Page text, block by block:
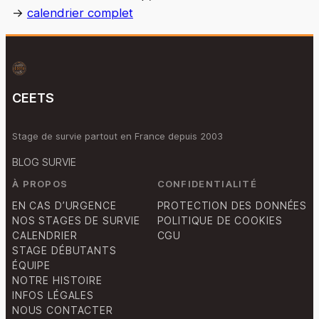
→ calendrier complet
CEETS
Stage de survie partout en France depuis 2003
BLOG SURVIE
À PROPOS
EN CAS D’URGENCE
NOS STAGES DE SURVIE
CALENDRIER
STAGE DÉBUTANTS
ÉQUIPE
NOTRE HISTOIRE
INFOS LÉGALES
NOUS CONTACTER
CONFIDENTIALITÉ
PROTECTION DES DONNÉES
POLITIQUE DE COOKIES
CGU